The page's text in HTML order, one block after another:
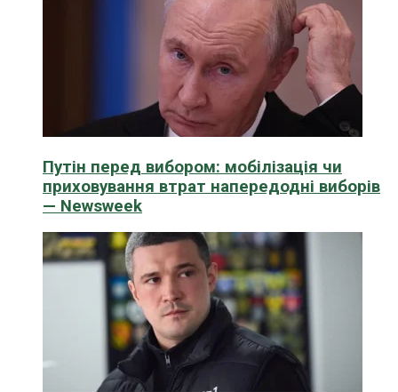
Путін перед вибором: мобілізація чи
приховування втрат напередодні виборів
— Newsweek